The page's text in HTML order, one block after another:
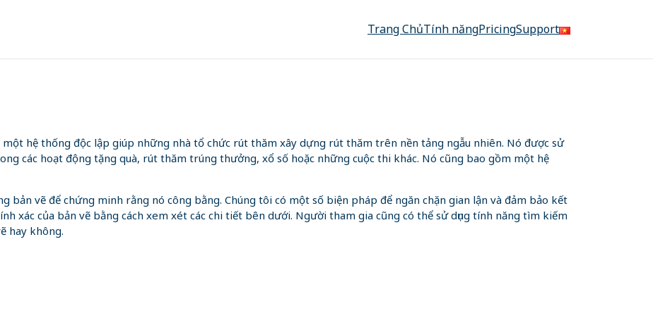
Trang ChủTính năngPricingSupport
một hệ thống độc lập giúp những nhà tổ chức rút thăm xây dựng rút thăm trên nền tảng ngẫu nhiên. Nó được sử
các hoạt động tặng quà, rút thăm trúng thưởng, xổ số hoặc những cuộc thi khác. Nó cũng bao gồm một hệ
bản vẽ để chứng minh rằng nó công bằng. Chúng tôi có một số biện pháp để ngăn chặn gian lận và đảm bảo kết
xác của bản vẽ bằng cách xem xét các chi tiết bên dưới. Người tham gia cũng có thể sử dụng tính năng tìm kiếm
hay không.